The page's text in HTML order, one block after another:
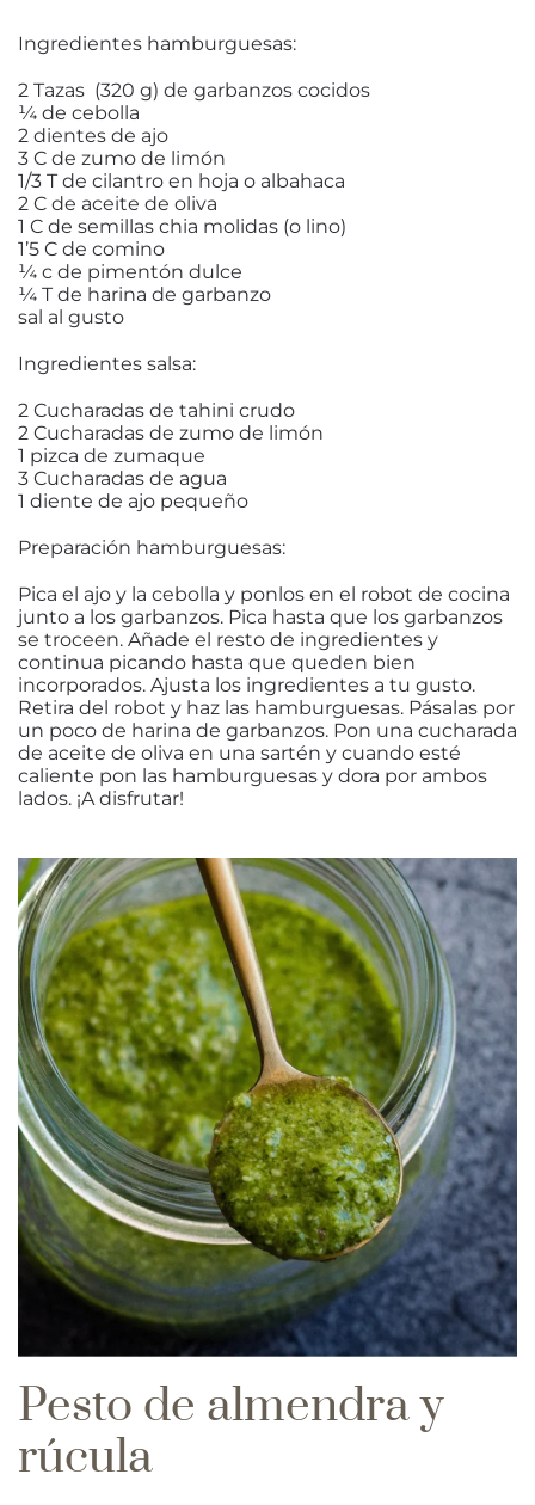
Ingredientes hamburguesas:
2 Tazas (320 g) de garbanzos cocidos
¼ de cebolla
2 dientes de ajo
3 C de zumo de limón
1/3 T de cilantro en hoja o albahaca
2 C de aceite de oliva
1 C de semillas chia molidas (o lino)
1’5 C de comino
¼ c de pimentón dulce
¼ T de harina de garbanzo
sal al gusto
Ingredientes salsa:
2 Cucharadas de tahini crudo
2 Cucharadas de zumo de limón
1 pizca de zumaque
3 Cucharadas de agua
1 diente de ajo pequeño
Preparación hamburguesas:
Pica el ajo y la cebolla y ponlos en el robot de cocina
junto a los garbanzos. Pica hasta que los garbanzos
se troceen. Añade el resto de ingredientes y
continua picando hasta que queden bien
incorporados. Ajusta los ingredientes a tu gusto.
Retira del robot y haz las hamburguesas. Pásalas por
un poco de harina de garbanzos. Pon una cucharada
de aceite de oliva en una sartén y cuando esté
caliente pon las hamburguesas y dora por ambos
lados. ¡A disfrutar!
Pesto de almendra y
rúcula